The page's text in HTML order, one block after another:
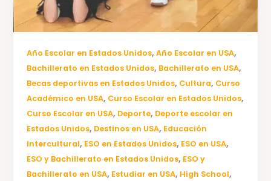
Año Escolar en Estados Unidos,Año Escolar en USA,
Bachillerato en Estados Unidos, Bachillerato en USA,
Becas deportivas en Estados Unidos, Cultura, Curso
Académico en USA, Curso Escolar en Estados Unidos,
Curso Escolar en USA, Deporte, Deporte escolar en
Estados Unidos, Destinos en USA, Educación
Intercultural, ESO en Estados Unidos, ESO en USA,
ESO y Bachillerato en Estados Unidos, ESO y
Bachillerato en USA, Estudiar en USA, High School,